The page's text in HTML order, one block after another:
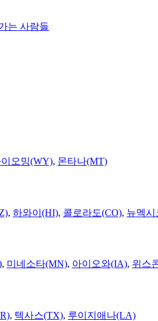
는 사람들
오밍(WY), 몬타나(MT)
, 하와이(HI), 콜로라도(CO), 뉴멕
, 미네소타(MN), 아이오와(IA), 위스
, 텍사스(TX), 루이지애나(LA)